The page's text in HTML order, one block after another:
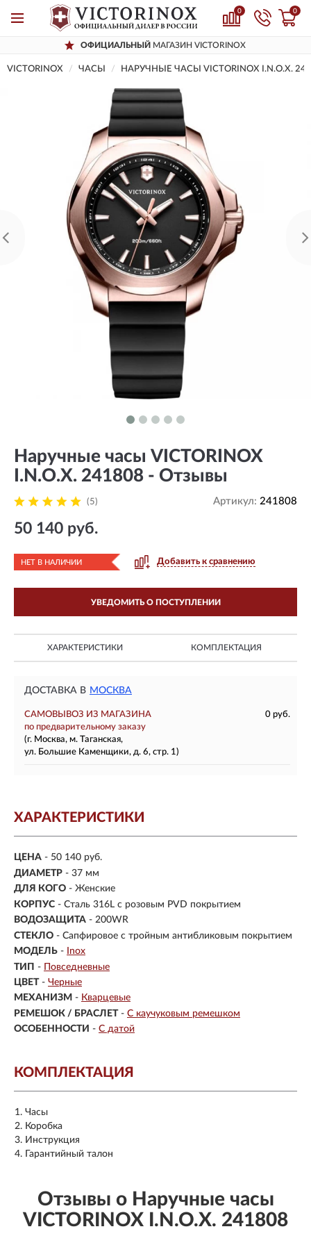
0 0
ОФИЦИАЛЬНЫЙ МАГАЗИН VICTORINOX
VICTORINOX ЧАСЫ НАРУЧНЫЕ ЧАСЫ VICTORINOX I.N.O.X.
Наручные часы VICTORINOX
I.N.O.X. 241808 - Отзывы
(5) Артикул: 241808
50 140 руб.
НЕТ В НАЛИЧИИ Добавить к сравнению
УВЕДОМИТЬ О ПОСТУПЛЕНИИ
ХАРАКТЕРИСТИКИ КОМПЛЕКТАЦИЯ
ДОСТАВКА В МОСКВА
САМОВЫВОЗ ИЗ МАГАЗИНА
0 руб.
по предварительному заказу
(г. Москва, м. Таганская,
ул. Большие Каменщики, д. 6, стр. 1)
ХАРАКТЕРИСТИКИ
ЦЕНА - 50 140 руб.
ДИАМЕТР - 37 мм
ДЛЯ КОГО - Женские
КОРПУС - Сталь 316L с розовым PVD покрытием
ВОДОЗАЩИТА - 200WR
СТЕКЛО - Сапфировое с тройным антибликовым покрытием
МОДЕЛЬ -
Inox
ТИП - Повседневные
ЦВЕТ - Черные
МЕХАНИЗМ - Кварцевые
РЕМЕШОК / БРАСЛЕТ - С каучуковым ремешком
ОСОБЕННОСТИ - С датой
КОМПЛЕКТАЦИЯ
Часы
Коробка
Инструкция
Гарантийный талон
Отзывы о Наручные часы
VICTORINOX I.N.O.X. 241808